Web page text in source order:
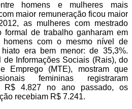
homens e mulheres mais
maior remuneração ficou maior
as mulheres com mestrado
formal de trabalho ganharam em
com o mesmo nível de
era bem menor: de 35,3%.
de Informações Sociais (Rais), do
Emprego (MTE), mostram que
femininas registraram
R$ 4.827 no ano passado, os
recebiam R$ 7.241.